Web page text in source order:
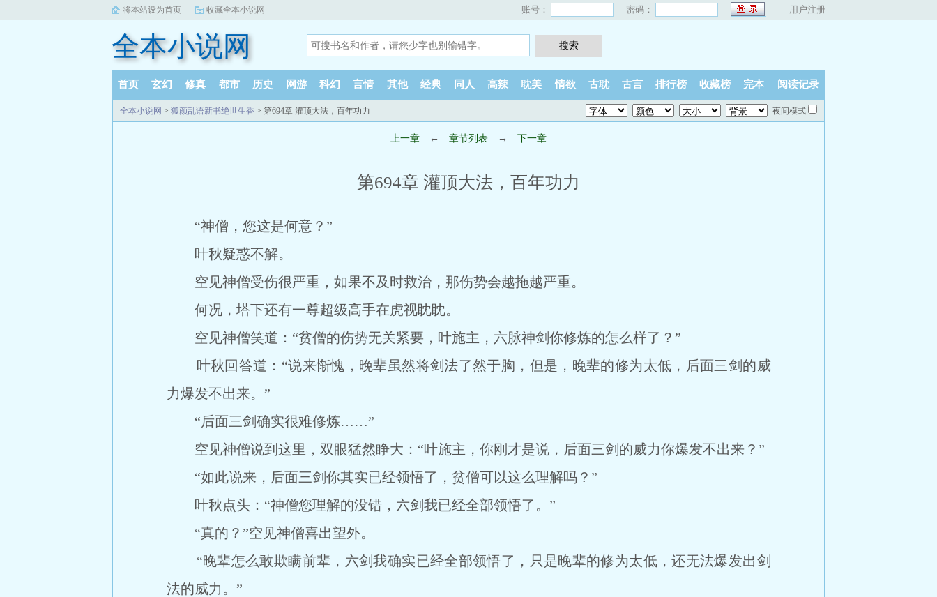
将本站设为首页 收藏全本小说网 账号： 密码： 用户注册
全本小说网
首页 玄幻 修真 都市 历史 网游 科幻 言情 其他 经典 同人 高辣 耽美 情欲 古耽 古言 排行榜 收藏榜 完本 阅读记录
全本小说网 > 狐颜乱语新书绝世生香 > 第694章 灌顶大法，百年功力 夜间模式
上一章 ← 章节列表 → 下一章
第694章 灌顶大法，百年功力
“神僧，您这是何意？”
叶秋疑惑不解。
空见神僧受伤很严重，如果不及时救治，那伤势会越拖越严重。
何况，塔下还有一尊超级高手在虎视眈眈。
空见神僧笑道：“贫僧的伤势无关紧要，叶施主，六脉神剑你修炼的怎么样了？”
叶秋回答道：“说来惭愧，晚辈虽然将剑法了然于胸，但是，晚辈的修为太低，后面三剑的威
力爆发不出来。”
“后面三剑确实很难修炼……”
空见神僧说到这里，双眼猛然睁大：“叶施主，你刚才是说，后面三剑的威力你爆发不出来？”
“如此说来，后面三剑你其实已经领悟了，贫僧可以这么理解吗？”
叶秋点头：“神僧您理解的没错，六剑我已经全部领悟了。”
“真的？”空见神僧喜出望外。
“晚辈怎么敢欺瞒前辈，六剑我确实已经全部领悟了，只是晚辈的修为太低，还无法爆发出剑
法的威力。”